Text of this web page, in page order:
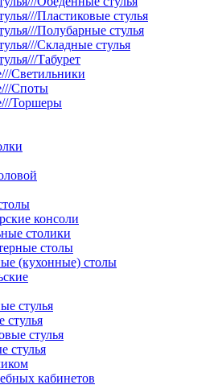
Пластиковые стулья
Полубарные стулья
Складные стулья
Табурет
Светильники
Споты
Торшеры
консоли
столики
столы
(кухонные) столы
стулья
стулья
стулья
кабинетов